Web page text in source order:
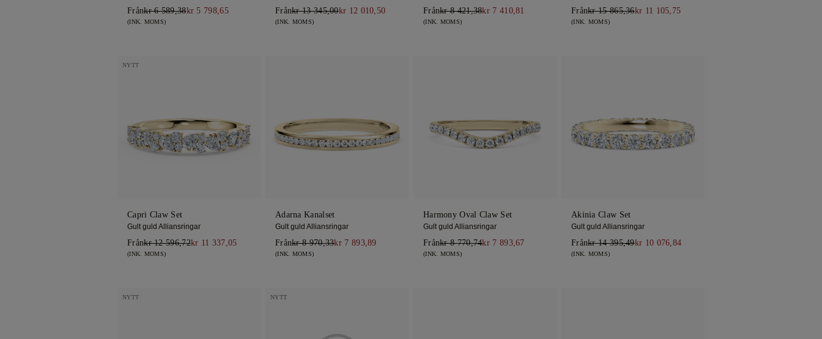
Frånkr 6 589,38kr 5 798,65
(INK. MOMS)
Frånkr 13 345,00kr 12 010,50
(INK. MOMS)
Frånkr 8 421,38kr 7 410,81
(INK. MOMS)
Frånkr 15 865,36kr 11 105,75
(INK. MOMS)
NYTT
Capri Claw Set
Gult guld Alliansringar
Frånkr 12 596,72kr 11 337,05
(INK. MOMS)
Adarna Kanalset
Gult guld Alliansringar
Frånkr 8 970,33kr 7 893,89
(INK. MOMS)
Harmony Oval Claw Set
Gult guld Alliansringar
Frånkr 8 770,74kr 7 893,67
(INK. MOMS)
Akinia Claw Set
Gult guld Alliansringar
Frånkr 14 395,49kr 10 076,84
(INK. MOMS)
NYTT NYTT